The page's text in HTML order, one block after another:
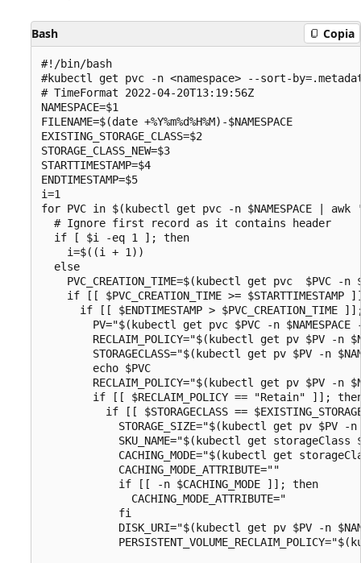
Bash Copia
#!/bin/bash
#kubectl get pvc -n <namespace> --sort-
# TimeFormat 2022-04-20T13:19:56Z
NAMESPACE=$1
FILENAME=$(date +%Y%m%d%H%M)-$NAMESPACE
EXISTING_STORAGE_CLASS=$2
STORAGE_CLASS_NEW=$3
STARTTIMESTAMP=$4
ENDTIMESTAMP=$5
i=1
for PVC in $(kubectl get pvc -n $NAMESPACE |
  # Ignore first record as it contains header
  if [ $i -eq 1 ]; then
    i=$((i + 1))
  else
PVC_CREATION_TIME=$(kubectl get pvc  $PVC -n
if [[ $PVC_CREATION_TIME >= $STARTTIMESTAMP
if [[ $ENDTIMESTAMP > $PVC_CREATION_TIME
PV="$(kubectl get pvc $PVC -n $NAMESPACE
RECLAIM_POLICY="$(kubectl get pv $PV -n
STORAGECLASS="$(kubectl get pv $PV -n
        echo $PVC
RECLAIM_POLICY="$(kubectl get pv $PV -n
if [[ $RECLAIM_POLICY == "Retain" ]];
if [[ $STORAGECLASS ==
STORAGE_SIZE="$(kubectl get pv $PV -
SKU_NAME="$(kubectl get storageClass
CACHING_MODE="$(kubectl get
            CACHING_MODE_ATTRIBUTE=""
            if [[ -n $CACHING_MODE ]]; then
CACHING_MODE_ATTRIBUTE="
            fi
DISK_URI="$(kubectl get pv $PV -n